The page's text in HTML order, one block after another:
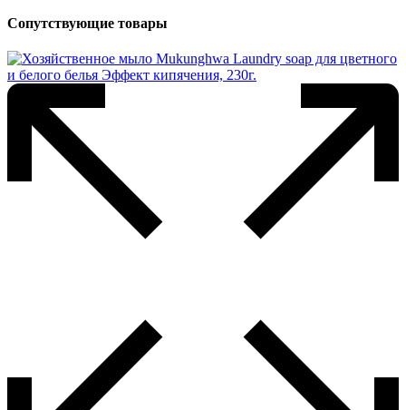
Сопутствующие товары